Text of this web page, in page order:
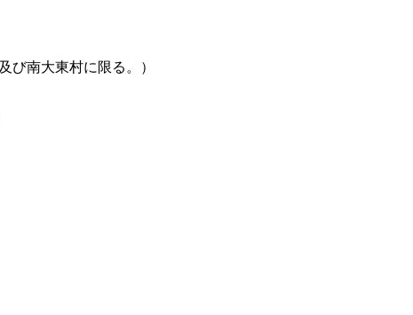
び南大東村に限る。）